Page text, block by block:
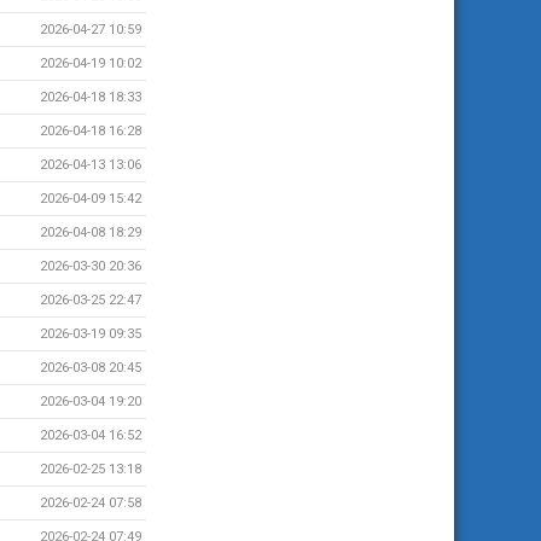
2026-04-27 10:59
2026-04-19 10:02
2026-04-18 18:33
2026-04-18 16:28
2026-04-13 13:06
2026-04-09 15:42
2026-04-08 18:29
2026-03-30 20:36
2026-03-25 22:47
2026-03-19 09:35
2026-03-08 20:45
2026-03-04 19:20
2026-03-04 16:52
2026-02-25 13:18
2026-02-24 07:58
2026-02-24 07:49